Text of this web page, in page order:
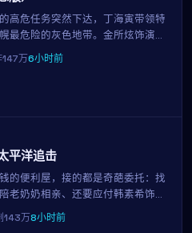
高危任务突然下达，丁海寅带领特
最危险的灰色地带。金所炫饰演的
每一次交火都关乎信念与生死。北
动作场面再度升级。
147万6小时前
平洋追击
的便利屋，接的都是奇葩委托：找
老奶奶相亲、还要应付韩素希饰演
松本润用招牌的呆萌表演，把一地
了笑中带泪的味道。金基德的喜剧
143万8小时前